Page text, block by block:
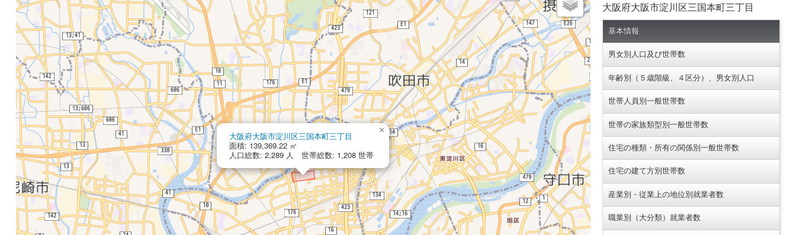
大阪府大阪市淀川区三国本町三丁目
面積: 139,369.22 ㎡
人口総数: 2,289 人 世帯総数: 1,208 世帯
×
大阪府大阪市淀川区三国本町三丁目
基本情報
男女別人口及び世帯数
年齢別（５歳階級、４区分）、男女別人口
世帯人員別一般世帯数
世帯の家族類型別一般世帯数
住宅の種類・所有の関係別一般世帯数
住宅の建て方別世帯数
産業別・従業上の地位別就業者数
職業別（大分類）就業者数